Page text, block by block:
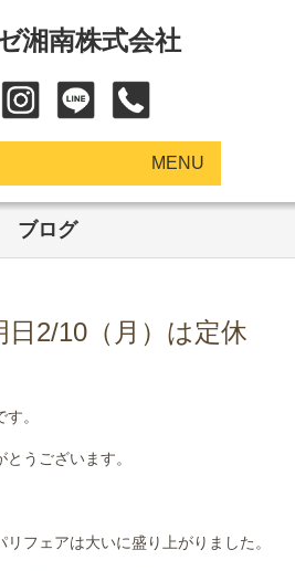
湘南株式会社
MENU
ブログ
2/10（月）は定休
。
うございます。
フェアは大いに盛り上がりました。